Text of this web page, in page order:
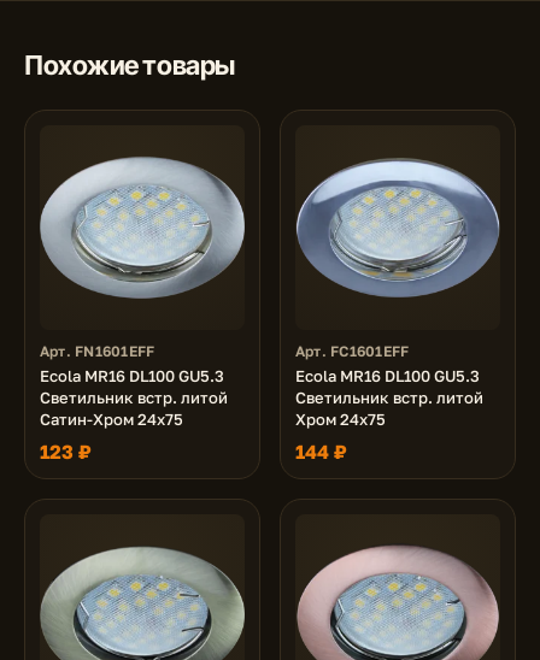
Похожие товары
Арт. FN1601EFF
Ecola MR16 DL100 GU5.3
Светильник встр. литой
Сатин-Хром 24x75
123 ₽
Арт. FC1601EFF
Ecola MR16 DL100 GU5.3
Светильник встр. литой
Хром 24x75
144 ₽